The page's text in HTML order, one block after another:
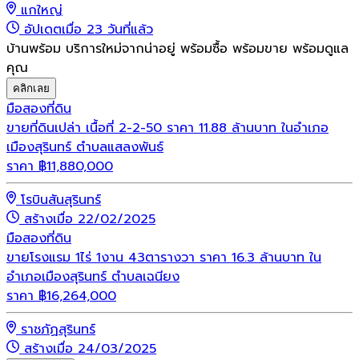
แกใหญ่
อัปเดตเมื่อ 23 วันที่แล้ว
บ้านพร้อม บริการใหม่จากน่าอยู่ พร้อมซื้อ พร้อมขาย พร้อมดูแล
คุณ
คลิกเลย
มือสองที่ดิน
ขายที่ดินเปล่า เนื้อที่ 2-2-50 ราคา 11.88 ล้านบาท ในอำเภอ
เมืองสุรินทร์ ตำบลแสลงพันธ์
ราคา ฿11,880,000
โรบินสันสุรินทร์
สร้างเมื่อ 22/02/2025
มือสองที่ดิน
ขายโรงแรม 1ไร่ 1งาน 43ตารางวา ราคา 16.3 ล้านบาท ใน
อำเภอเมืองสุรินทร์ ตำบลเฉนียง
ราคา ฿16,264,000
ราชภัฏสุรินทร์
สร้างเมื่อ 24/03/2025